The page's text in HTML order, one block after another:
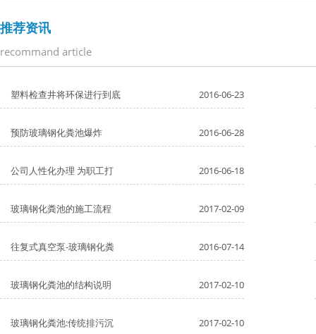
推荐资讯
recommand article
塑料检查井将环保进行到底 2016-06-23
预防玻璃钢化粪池爆炸 2016-06-28
公司人性化办理 为职工打 2016-06-18
玻璃钢化粪池的施工流程 2017-02-09
往复式真空泵-玻璃钢化粪 2016-07-14
玻璃钢化粪池的结构说明 2017-02-10
玻璃钢化粪池:传统排污沉 2017-02-10